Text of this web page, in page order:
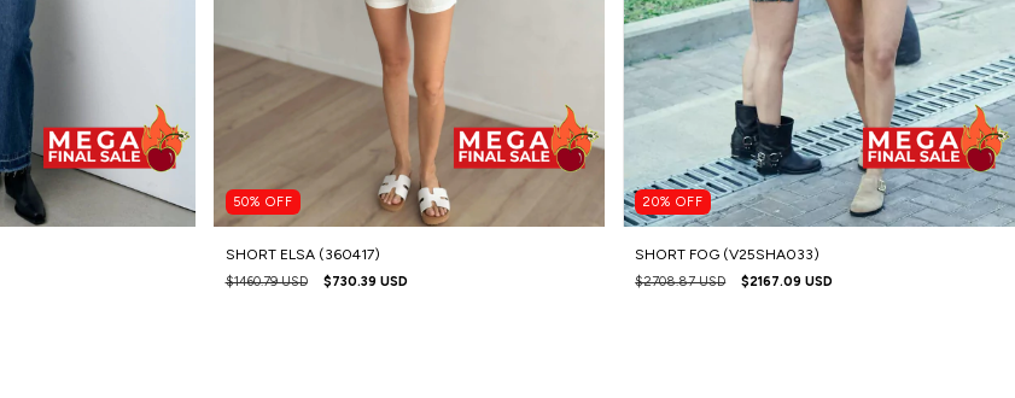
50% OFF
SHORT ELSA (360417)
$1460.79 USD $730.39 USD
20%OFF
SHORT FOG (V25SHA033)
$2708.87 USD $2167.09 USD